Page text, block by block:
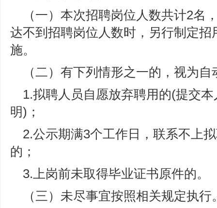
（一）本次招聘岗位人数共计2名
达不到招聘岗位人数时，另行制定
施。
（二）有下列情形之一的，视为自
1.拟聘人员自愿放弃聘用的(提交
明)；
2.公示期满3个工作日，联系不上
的；
3.上岗前未取得毕业证书原件的。
（三）未尽事宜按照相关规定执行